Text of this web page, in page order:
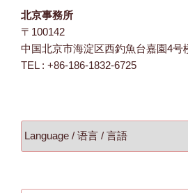
北京事務所
〒100142
中国北京市海淀区西釣魚台嘉園4号
TEL : +86-186-1832-6725